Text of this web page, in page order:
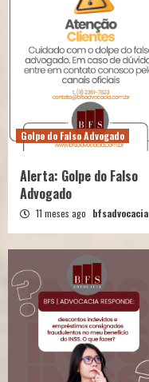
Golpe do Falso Advogado
Alerta: Golpe do Falso
Advogado
11 meses ago bfsadvocacia